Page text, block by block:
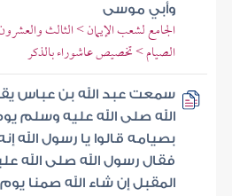
وأبي موسى
الجامع لشعب الإيمان > الثالث
الصيام > تخصيص عاشوراء بالذكر
سمعت عبد الله بن عباس
الله صلى الله عليه وسلم
بصيامه قالوا يا رسول الله
فقال رسول الله صلى الله
المقبل إن شاء الله صمنا